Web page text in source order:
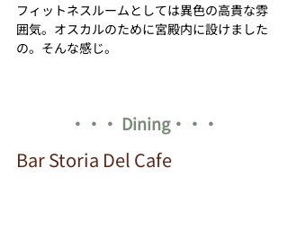
フィットネスルームとしては異色の高貴な雰
囲気。オスカルのために宮殿内に設けました
の。そんな感じ。
・・・ Dining・・・
Bar Storia Del Cafe